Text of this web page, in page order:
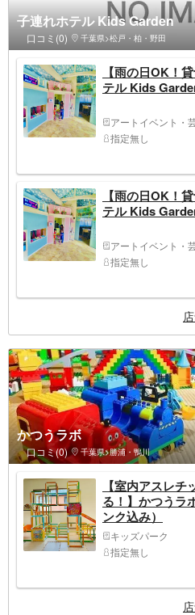
子連れホテル Kids Garden
口コミ(0) 千葉県>松戸・柏・野田
【雨の日OK！
テル Kids
アートイベント・
指定無し
【雨の日OK！
テル Kids
アートイベント・
指定無し
かつうラボ
口コミ(0) 千葉県>勝浦・鴨川
【室内アスレ
る！】かつうラ
ンク込み）
キッズパーク
指定無し